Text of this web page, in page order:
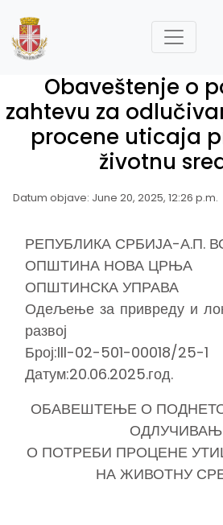
Obaveštenje o
zahtevu za
procene uticaja
životnu
Datum objave: June 20, 2025, 12:26 p.m.
РЕПУБЛИКА СРБИЈА-А.П.
ОПШТИНА НОВА ЦРЊА
ОПШТИНСКА УПРАВА
Одељење за привреду и
развој
Број:III-02-501-00018/25-1
Датум:20.06.2025.год.
ОБАВЕШТЕЊЕ О
О ПОТРЕБИ ПРОЦЕНЕ
НА ЖИВОТНУ